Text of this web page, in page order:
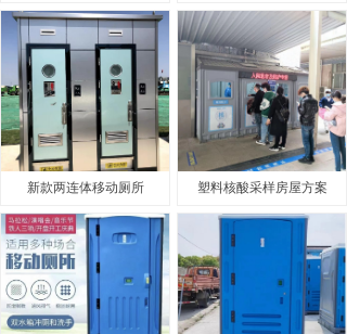
新款两连体移动厕所 塑料核酸采样房屋方案